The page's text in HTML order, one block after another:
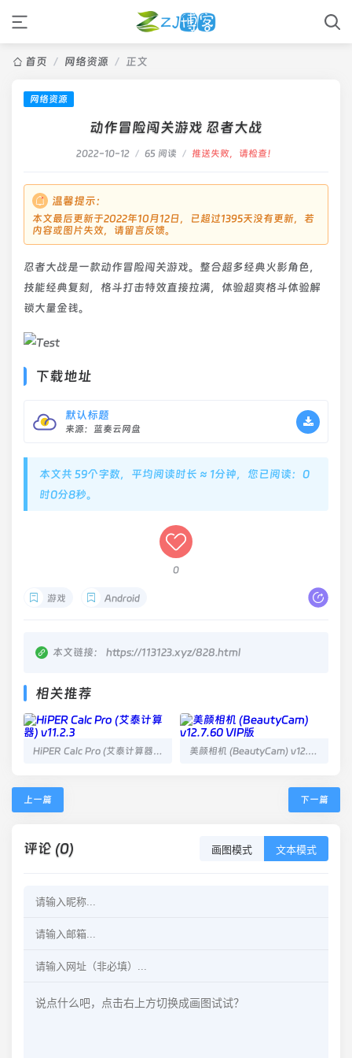
首页 / 网络资源 / 正文
网络资源
动作冒险闯关游戏 忍者大战
2022-10-12 / 65 阅读 / 推送失败，请检查！
温馨提示：
本文最后更新于2022年10月12日，已超过1395天没有更新，若
内容或图片失效，请留言反馈。
忍者大战是一款动作冒险闯关游戏。整合超多经典火影角色，
技能经典复刻，格斗打击特效直接拉满，体验超爽格斗体验解
锁大量金钱。
下载地址
默认标题
来源：蓝奏云网盘
本文共 59个字数，平均阅读时长 ≈ 1分钟，您已阅读：0
时0分8秒。
0
游戏 Android
本文链接： https://113123.xyz/828.html
相关推荐
HiPER Calc Pro (艾泰计算器) v11.2.3 美颜相机 (BeautyCam) v12.7.60 VIP版
上一篇 下一篇
评论 (0) 画图模式 文本模式